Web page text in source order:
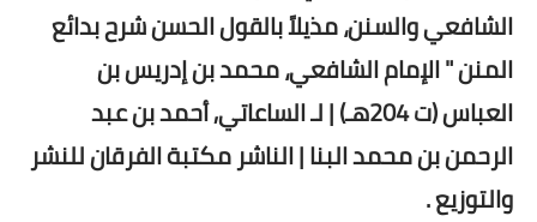
الشافعي والسنن، مذيلاً بالقول الحسن شرح بدائع
المنن " الإمام الشافعي، محمد بن إدريس بن
العباس (ت 204هـ) | لـ الساعاتي, أحمد بن عبد
الرحمن بن محمد البنا | الناشر مكتبة الفرقان للنشر
والتوزيع .